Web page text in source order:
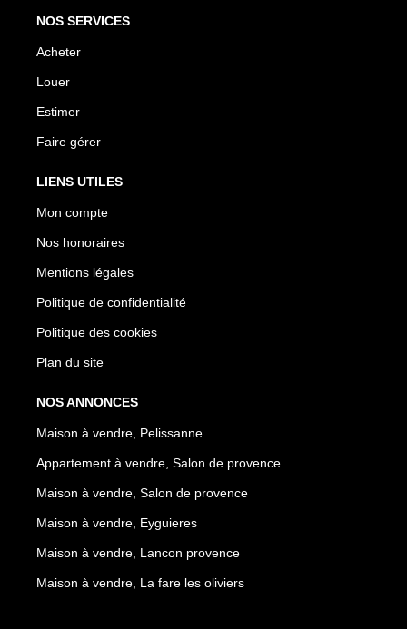
NOS SERVICES
Acheter
Louer
Estimer
Faire gérer
LIENS UTILES
Mon compte
Nos honoraires
Mentions légales
Politique de confidentialité
Politique des cookies
Plan du site
NOS ANNONCES
Maison à vendre, Pelissanne
Appartement à vendre, Salon de provence
Maison à vendre, Salon de provence
Maison à vendre, Eyguieres
Maison à vendre, Lancon provence
Maison à vendre, La fare les oliviers